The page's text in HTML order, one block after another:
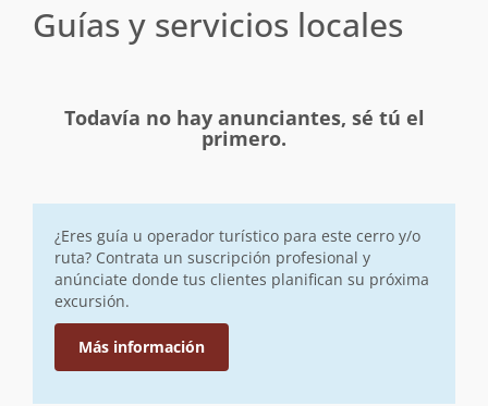
Guías y servicios locales
Todavía no hay anunciantes, sé tú el
primero.
¿Eres guía u operador turístico para este cerro y/o
ruta? Contrata un suscripción profesional y
anúnciate donde tus clientes planifican su próxima
excursión.
Más información